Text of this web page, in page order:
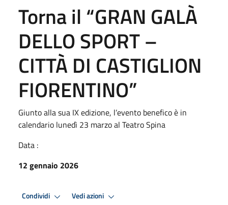
Torna il “GRAN GALÀ
DELLO SPORT –
CITTÀ DI CASTIGLION
FIORENTINO”
Giunto alla sua IX edizione, l’evento benefico è in
calendario lunedì 23 marzo al Teatro Spina
Data :
12 gennaio 2026
Condividi Vedi azioni